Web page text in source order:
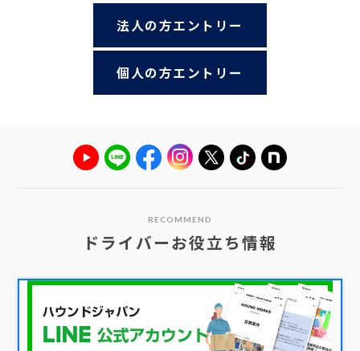
法人の方エントリー
個人の方エントリー
RECOMMEND
ドライバーお役立ち情報